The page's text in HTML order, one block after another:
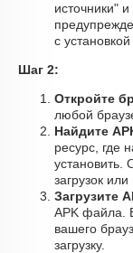
источники"
с
Шаг 2:
Откройте
любой
Найдите
ресурс, где
установить.
загрузок
Загрузите
APK файла.
вашего
загрузку.